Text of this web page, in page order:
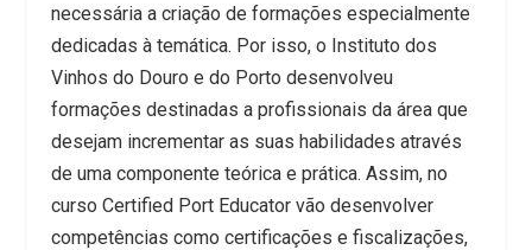
necessária a criação de formações especialmente
dedicadas à temática. Por isso, o Instituto dos
Vinhos do Douro e do Porto desenvolveu
formações destinadas a profissionais da área que
desejam incrementar as suas habilidades através
de uma componente teórica e prática. Assim, no
curso Certified Port Educator vão desenvolver
competências como certificações e fiscalizações,